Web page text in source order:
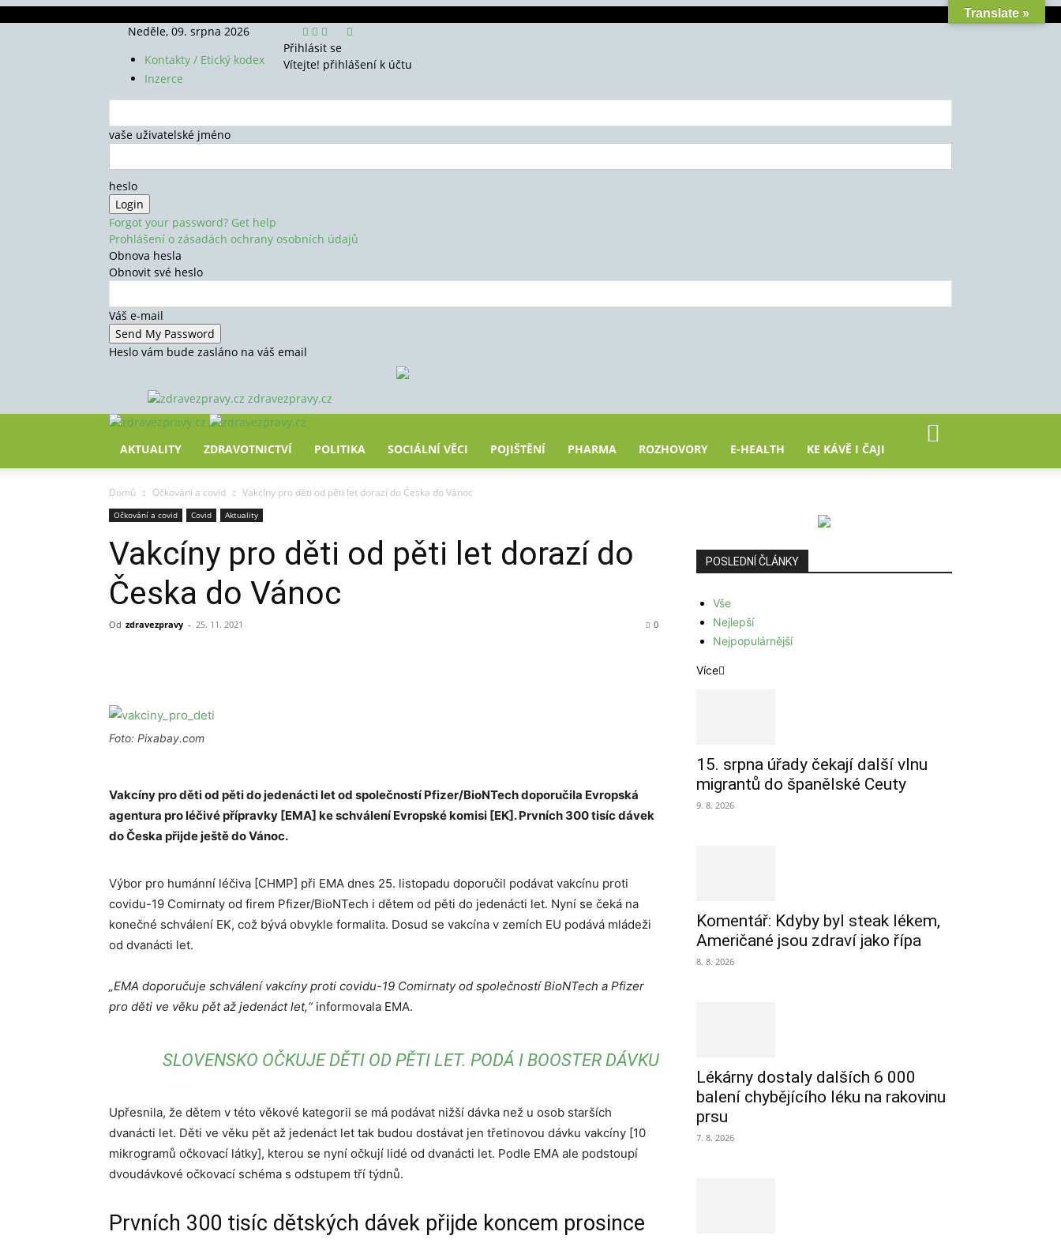
Neděle, 09. srpna 2026
Kontakty / Etický kodex
Inzerce
Přihlásit se
Vítejte! přihlášení k účtu
vaše uživatelské jméno
heslo
Forgot your password? Get help
Prohlášení o zásadách ochrany osobních údajů
Obnova hesla
Obnovit své heslo
Váš e-mail
Heslo vám bude zasláno na váš email
zdravezpravy.cz
AKTUALITY ZDRAVOTNICTVÍ POLITIKA SOCIÁLNÍ VĚCI POJIŠTĚNÍ PHARMA ROZHOVORY E-HEALTH KE KÁVĚ I ČAJI
Domů Očkování a covid Vakcíny pro děti od pěti let dorazí do Česka do Vánoc
Očkování a covid Covid Aktuality
Vakcíny pro děti od pěti let dorazí do
Česka do Vánoc
Od zdravezpravy - 25. 11. 2021 0
Foto: Pixabay.com
Vakcíny pro děti od pěti do jedenácti let od společností Pfizer/BioNTech doporučila Evropská
agentura pro léčivé přípravky [EMA] ke schválení Evropské komisi [EK]. Prvních 300 tisíc dávek
do Česka přijde ještě do Vánoc.
Výbor pro humánní léčiva [CHMP] při EMA dnes 25. listopadu doporučil podávat vakcínu proti
covidu-19 Comirnaty od firem Pfizer/BioNTech i dětem od pěti do jedenácti let. Nyní se čeká na
konečné schválení EK, což bývá obvykle formalita. Dosud se vakcína v zemích EU podává mládeži
od dvanácti let.
„EMA doporučuje schválení vakcíny proti covidu-19 Comirnaty od společností BioNTech a Pfizer
pro děti ve věku pět až jedenáct let,“informovala EMA.
SLOVENSKO OČKUJE DĚTI OD PĚTI LET. PODÁ I BOOSTER DÁVKU
Upřesnila, že dětem v této věkové kategorii se má podávat nižší dávka než u osob starších
dvanácti let. Děti ve věku pět až jedenáct let tak budou dostávat jen třetinovou dávku vakcíny [10
mikrogramů očkovací látky], kterou se nyní očkují lidé od dvanácti let. Podle EMA ale podstoupí
dvoudávkové očkovací schéma s odstupem tří týdnů.
Prvních 300 tisíc dětských dávek přijde koncem prosince
POSLEDNÍ ČLÁNKY
Vše
Nejlepší
Nejpopulárnější
Více
15. srpna úřady čekají další vlnu
migrantů do španělské Ceuty
9. 8. 2026
Komentář: Kdyby byl steak lékem,
Američané jsou zdraví jako řípa
8. 8. 2026
Lékárny dostaly dalších 6 000
balení chybějícího léku na rakovinu
prsu
7. 8. 2026
Translate »